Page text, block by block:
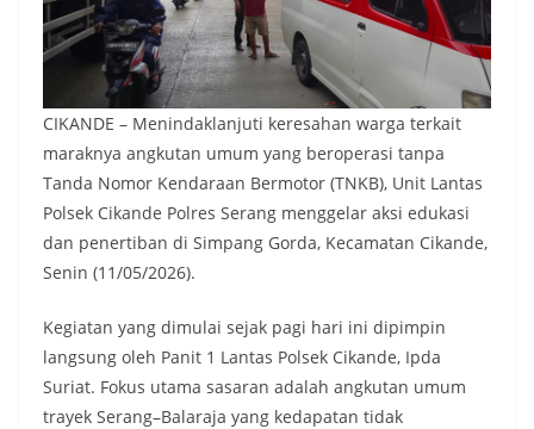
CIKANDE – Menindaklanjuti keresahan warga terkait
maraknya angkutan umum yang beroperasi tanpa
Tanda Nomor Kendaraan Bermotor (TNKB), Unit Lantas
Polsek Cikande Polres Serang menggelar aksi edukasi
dan penertiban di Simpang Gorda, Kecamatan Cikande,
Senin (11/05/2026).
​Kegiatan yang dimulai sejak pagi hari ini dipimpin
langsung oleh Panit 1 Lantas Polsek Cikande, Ipda
Suriat. Fokus utama sasaran adalah angkutan umum
trayek Serang–Balaraja yang kedapatan tidak